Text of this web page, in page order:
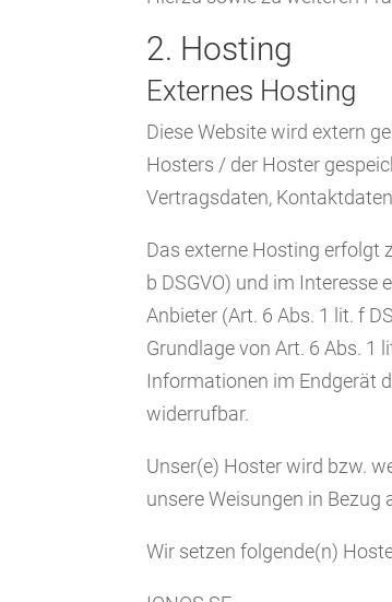
2. Hosting
Externes Hosting
Diese Website wird extern
Hosters / der Hoster
Vertragsdaten,
Das externe Hosting erfolgt
b DSGVO) und im Interesse
Anbieter (Art. 6 Abs. 1 lit. f
Grundlage von Art. 6 Abs. 1
Informationen im Endgerät
widerrufbar.
Unser(e) Hoster wird bzw.
unsere Weisungen in Bezug
Wir setzen folgende(n)